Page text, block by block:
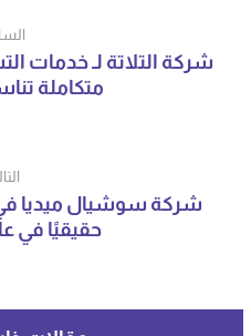
شركة التلاتة لـ خدمات
متكاملة
شركة سوشيال ميديا في
حقيقيًا في